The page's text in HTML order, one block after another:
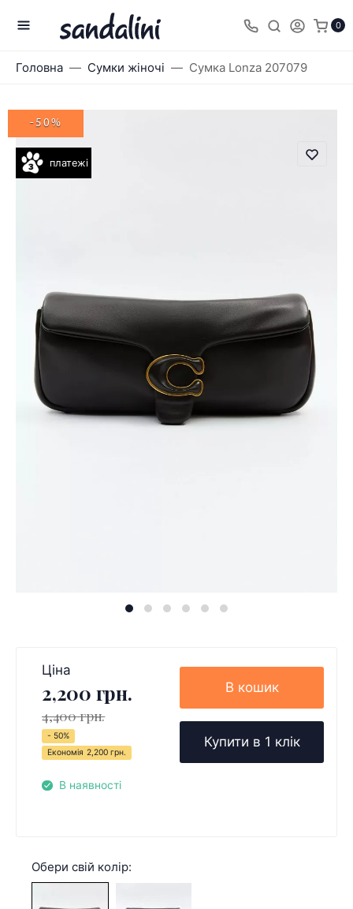
0
Головна Сумки жіночі Сумка Lonza 207079
платежі
-50%
Ціна
2,200 грн.
4,400 грн.
- 50%
Економія 2,200 грн.
В наявності
В кошик
Купити в 1 клік
Обери свій колір: